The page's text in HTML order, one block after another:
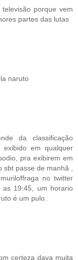
porque vem
partes das lutas
naruto
da classificação
exibido em qualquer
pra exibirem em
passe de manhã ,
no twitter
19:45, um horario
é um pulo.
certeza dava muita